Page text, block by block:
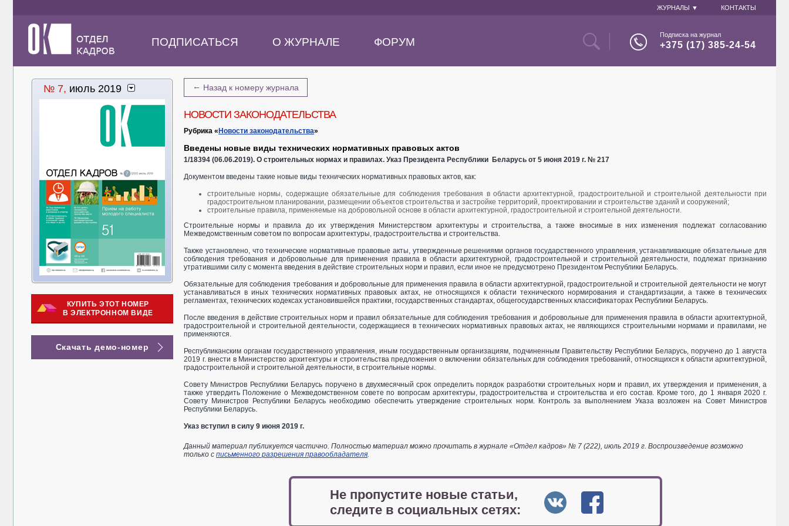
ЖУРНАЛЫ ▼ КОНТАКТЫ
ПОДПИСАТЬСЯ О ЖУРНАЛЕ ФОРУМ
Подписка на журнал
+375 (17) 385-24-54
№ 7, июль 2019
КУПИТЬ ЭТОТ НОМЕР
В ЭЛЕКТРОННОМ ВИДЕ
Скачать демо-номер
← Назад к номеру журнала
НОВОСТИ ЗАКОНОДАТЕЛЬСТВА
Рубрика « Новости законодательства»
Введены новые виды технических нормативных правовых актов
1/18394 (06.06.2019). О строительных нормах и правилах. Указ Президента Республики Беларусь от 5 июня 2019 г. № 217
Документом введены такие новые виды технических нормативных правовых актов, как:
строительные нормы, содержащие обязательные для соблюдения требования в области архитектурной, градостроительной и строительной деятельности при
градостроительном планировании, размещении объектов строительства и застройке территорий, проектировании и строительстве зданий и сооружений;
строительные правила, применяемые на добровольной основе в области архитектурной, градостроительной и строительной деятельности.
Строительные нормы и правила до их утверждения Министерством архитектуры и строительства, а также вносимые в них изменения подлежат согласованию
Межведомственным советом по вопросам архитектуры, градостроительства и строительства.
Также установлено, что технические нормативные правовые акты, утвержденные решениями органов государственного управления, устанавливающие обязательные для
соблюдения требования и добровольные для применения правила в области архитектурной, градостроительной и строительной деятельности, подлежат признанию
утратившими силу с момента введения в действие строительных норм и правил, если иное не предусмотрено Президентом Республики Беларусь.
Обязательные для соблюдения требования и добровольные для применения правила в области архитектурной, градостроительной и строительной деятельности не могут
устанавливаться в иных технических нормативных правовых актах, не относящихся к области технического нормирования и стандартизации, а также в технических
регламентах, технических кодексах установившейся практики, государственных стандартах, общегосударственных классификаторах Республики Беларусь.
После введения в действие строительных норм и правил обязательные для соблюдения требования и добровольные для применения правила в области архитектурной,
градостроительной и строительной деятельности, содержащиеся в технических нормативных правовых актах, не являющихся строительными нормами и правилами, не
применяются.
Республиканским органам государственного управления, иным государственным организациям, подчиненным Правительству Республики Беларусь, поручено до 1 августа
2019 г. внести в Министерство архитектуры и строительства предложения о включении обязательных для соблюдения требований, относящихся к области архитектурной,
градостроительной и строительной деятельности, в строительные нормы.
Совету Министров Республики Беларусь поручено в двухмесячный срок определить порядок разработки строительных норм и правил, их утверждения и применения, а
также утвердить Положение о Межведомственном совете по вопросам архитектуры, градостроительства и строительства и его состав. Кроме того, до 1 января 2020 г.
Совету Министров Республики Беларусь необходимо обеспечить утверждение строительных норм. Контроль за выполнением Указа возложен на Совет Министров
Республики Беларусь.
Указ вступил в силу 9 июня 2019 г.
Данный материал публикуется частично. Полностью материал можно прочитать в журнале «Отдел кадров» № 7 (222), июль 2019 г. Воспроизведение возможно
только с письменного разрешения правообладателя.
Не пропустите новые статьи,
следите в социальных сетях: